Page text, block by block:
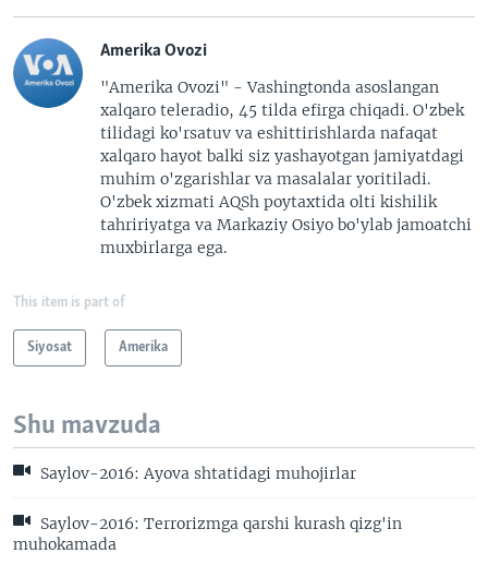
Amerika Ovozi
"Amerika Ovozi" - Vashingtonda asoslangan
xalqaro teleradio, 45 tilda efirga chiqadi. O'zbek
tilidagi ko'rsatuv va eshittirishlarda nafaqat
xalqaro hayot balki siz yashayotgan jamiyatdagi
muhim o'zgarishlar va masalalar yoritiladi.
O'zbek xizmati AQSh poytaxtida olti kishilik
tahririyatga va Markaziy Osiyo bo'ylab jamoatchi
muxbirlarga ega.
This item is part of
Siyosat Amerika
Shu mavzuda
Saylov-2016: Ayova shtatidagi muhojirlar
Saylov-2016: Terrorizmga qarshi kurash qizg'in
muhokamada